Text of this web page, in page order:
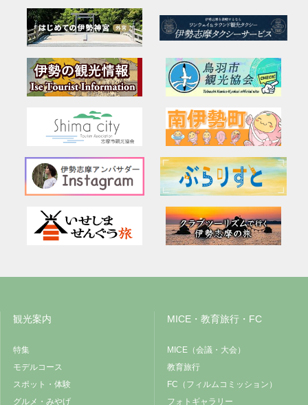
観光案内
特集
モデルコース
スポット・体験
グルメ・みやげ
MICE・教育旅行・FC
MICE（会議・大会）
教育旅行
FC（フィルムコミッション）
フォトギャラリー